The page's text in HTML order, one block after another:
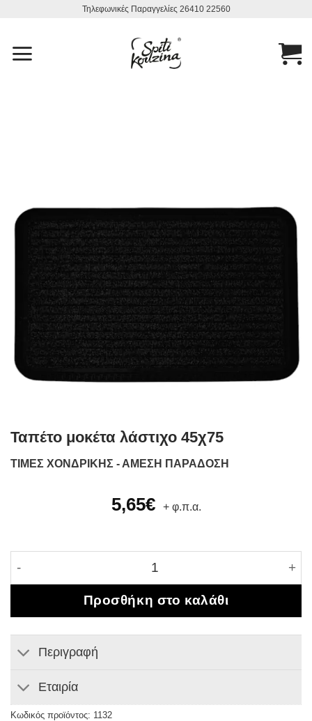
Τηλεφωνικές Παραγγελίες 26410 22560
Ταπέτο μοκέτα λάστιχο 45χ75
ΤΙΜΕΣ ΧΟΝΔΡΙΚΗΣ - ΑΜΕΣΗ ΠΑΡΑΔΟΣΗ
5,65€ + φ.π.α.
Προσθήκη στο καλάθι
Περιγραφή
Εταιρία
Κωδικός προϊόντος: 1132